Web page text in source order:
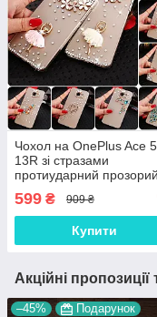
Чохол на OnePlus Ace
13R зі стразами
протиударний прозорий
TPU "DIAMOND"
599 ₴ 909 ₴
Купити
Акційні
–45% Подарунок